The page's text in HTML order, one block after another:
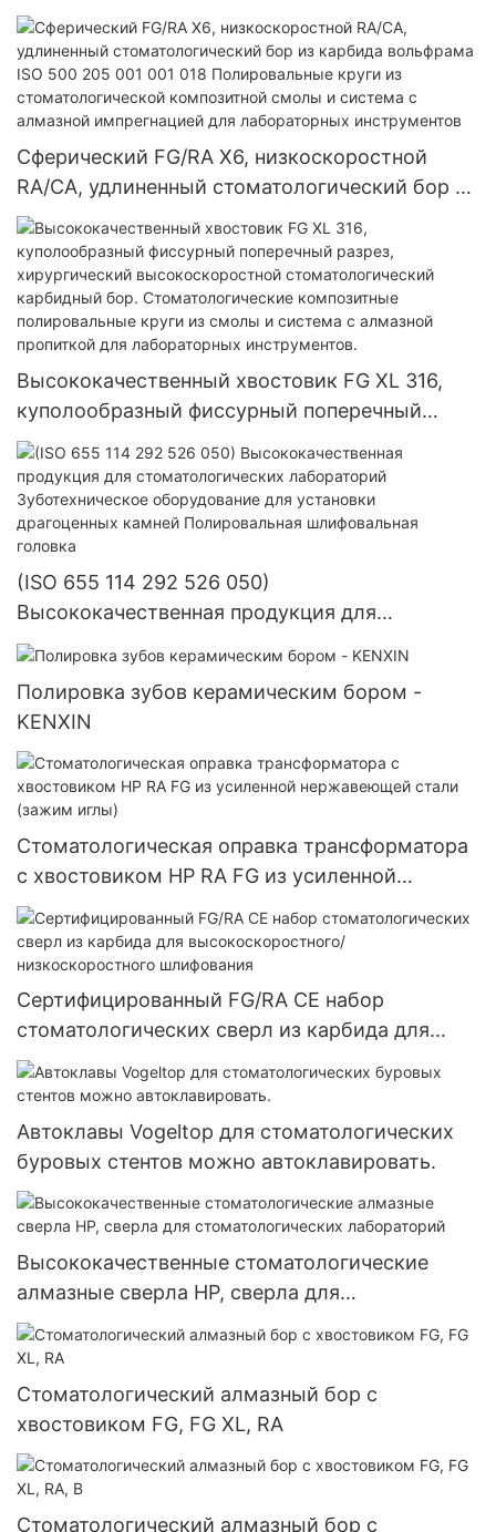
полирующий набор Стоматологический
фарфоровый полировщик зубов Полировка
полости рта Высокоскоростная смола,
наполнитель и инструменты для ремонта
полировки
Сферический FG/RA X6, низкоскоростной
RA/CA, удлиненный стоматологический бор из
карбида вольфрама ISO 500 205 001 001 018
Полировальные круги из стоматологической
композитной смолы и система с алмазной
импрегнацией для лабораторных
инструментов
Высококачественный хвостовик FG XL 316,
куполообразный фиссурный поперечный
разрез, хирургический высокоскоростной
стоматологический карбидный бор.
Стоматологические композитные
полировальные круги из смолы и система с
алмазной пропиткой для лабораторных
инструментов.
(ISO 655 114 292 526 050)
Высококачественная продукция для
стоматологических лабораторий
Зуботехническое оборудование для установки
драгоценных камней Полировальная
шлифовальная головка
Полировка зубов керамическим бором -
KENXIN
Стоматологическая оправка трансформатора
с хвостовиком HP RA FG из усиленной
нержавеющей стали (зажим иглы)
Сертифицированный FG/RA CE набор
стоматологических сверл из карбида для
высокоскоростного/низкоскоростного
шлифования
Автоклавы Vogeltop для стоматологических
буровых стентов можно автоклавировать.
Высококачественные стоматологические
алмазные сверла HP, сверла для
стоматологических лабораторий
Стоматологический алмазный бор с
хвостовиком FG, FG XL, RA
Стоматологический алмазный бор с